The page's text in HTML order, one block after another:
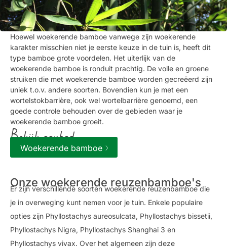
Hoewel woekerende bamboe vanwege zijn woekerende
karakter misschien niet je eerste keuze in de tuin is, heeft dit
type bamboe grote voordelen. Het uiterlijk van de
woekerende bamboe is ronduit prachtig. De volle en groene
struiken die met woekerende bamboe worden gecreëerd zijn
uniek t.o.v. andere soorten. Bovendien kun je met een
wortelstokbarrière, ook wel wortelbarrière genoemd, een
goede controle behouden over de gebieden waar je
woekerende bamboe groeit.
Bekijk aanbod
Woekerende bamboe
Onze woekerende reuzenbamboe's
Er zijn verschillende soorten woekerende reuzenbamboe die
je in overweging kunt nemen voor je tuin. Enkele populaire
opties zijn Phyllostachys aureosulcata, Phyllostachys bissetii,
Phyllostachys Nigra, Phyllostachys Shanghai 3 en
Phyllostachys vivax. Over het algemeen zijn deze